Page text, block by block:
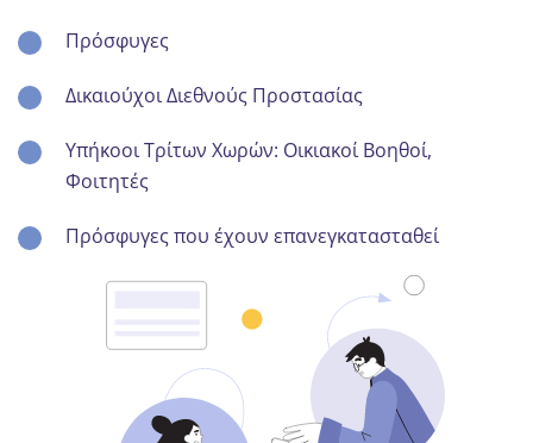
Πρόσφυγες
Δικαιούχοι Διεθνούς Προστασίας
Υπήκοοι Τρίτων Χωρών: Οικιακοί Βοηθοί,
Φοιτητές
Πρόσφυγες που έχουν επανεγκατασταθεί